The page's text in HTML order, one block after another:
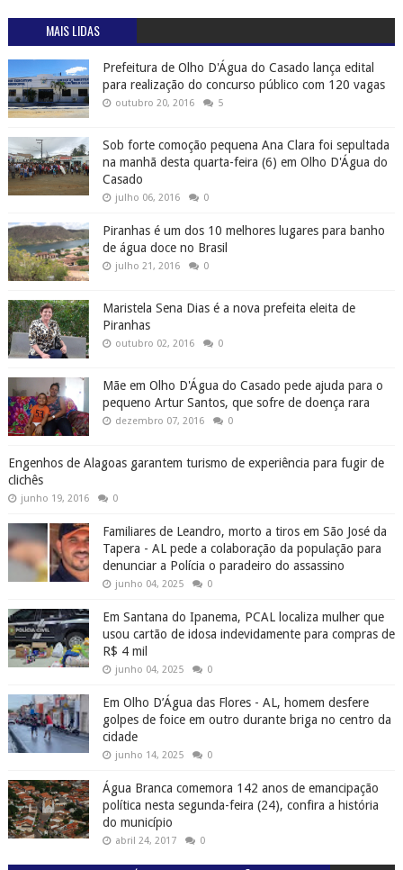
MAIS LIDAS
Prefeitura de Olho D'Água do Casado lança edital
para realização do concurso público com 120 vagas
outubro 20, 2016 5
Sob forte comoção pequena Ana Clara foi sepultada
na manhã desta quarta-feira (6) em Olho D'Água do
Casado
julho 06, 2016 0
Piranhas é um dos 10 melhores lugares para banho
de água doce no Brasil
julho 21, 2016 0
Maristela Sena Dias é a nova prefeita eleita de
Piranhas
outubro 02, 2016 0
Mãe em Olho D'Água do Casado pede ajuda para o
pequeno Artur Santos, que sofre de doença rara
dezembro 07, 2016 0
Engenhos de Alagoas garantem turismo de experiência para fugir de
clichês
junho 19, 2016 0
Familiares de Leandro, morto a tiros em São José da
Tapera - AL pede a colaboração da população para
denunciar a Polícia o paradeiro do assassino
junho 04, 2025 0
Em Santana do Ipanema, PCAL localiza mulher que
usou cartão de idosa indevidamente para compras de
R$ 4 mil
junho 04, 2025 0
Em Olho D’Água das Flores - AL, homem desfere
golpes de foice em outro durante briga no centro da
cidade
junho 14, 2025 0
Água Branca comemora 142 anos de emancipação
política nesta segunda-feira (24), confira a história
do município
abril 24, 2017 0